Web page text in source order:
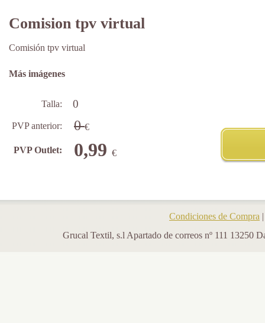
Comision tpv virtual
Comisión tpv virtual
Más imágenes
Talla: 0
PVP anterior: 0 €
PVP Outlet: 0,99 €
Condiciones de Compra
Grucal Textil, s.l Apartado de correos nº 111 13250